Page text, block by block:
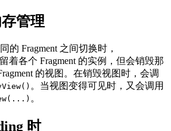
管理
的 Fragment 之间切换时，
着各个 Fragment 的实例，但会销毁那
的视图。在销毁视图时，会调
。当视图变得可见时，又会调用
。
时